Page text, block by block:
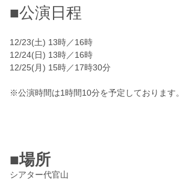
■公演日程
12/23(土) 13時／16時
12/24(日) 13時／16時
12/25(月) 15時／17時30分
※公演時間は1時間10分を予定しております。
■場所
シアター代官山